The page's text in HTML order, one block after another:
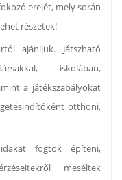
erejét, mely során
részetek!
ajánljuk. Játszható
iskolában,
a játékszabályokat
otthoni,
fogtok építeni,
meséltek